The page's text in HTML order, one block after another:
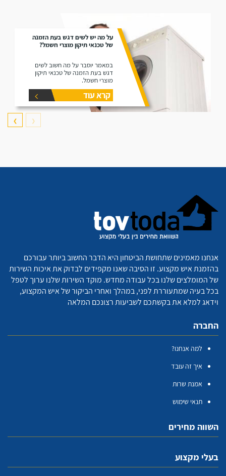
על מה יש לשים דגש בעת הזמנה
של טכנאי תיקון מוצרי חשמל?
במאמר יוסבר על מה חשוב לשים
דגש בעת הזמנה של טכנאי תיקון
מוצרי חשמל.
קרא עוד
❮
❯
אנחנו מאמינים שתחושת הביטחון היא הדבר החשוב ביותר עבורכם
בהזמנת איש מקצוע. זו הסיבה שאנו מקפידים לבדוק את איכות השירות
של המומלצים שלנו בכל עבודה מחדש. מוקד השירות שלנו ערוך לטפל
בכל בעיה שמתעוררת לפני, במהלך ואחרי הביקור של איש המקצוע,
וידאג למלא את בקשתכם לשביעות רצונכם המלאה
החברה
למה אנחנו?
איך זה עובד
אמנת שרות
תנאי שימוש
השווה מחירים
בעלי מקצוע